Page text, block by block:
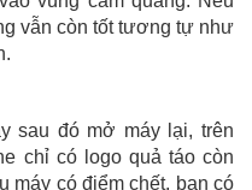
vẫn còn tốt tương tự như
sau đó mở máy lại, trên
chỉ có logo quả táo còn
máy có điểm chết, bạn có